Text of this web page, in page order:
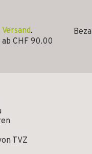
Versand.
CHF 90.00
TVZ